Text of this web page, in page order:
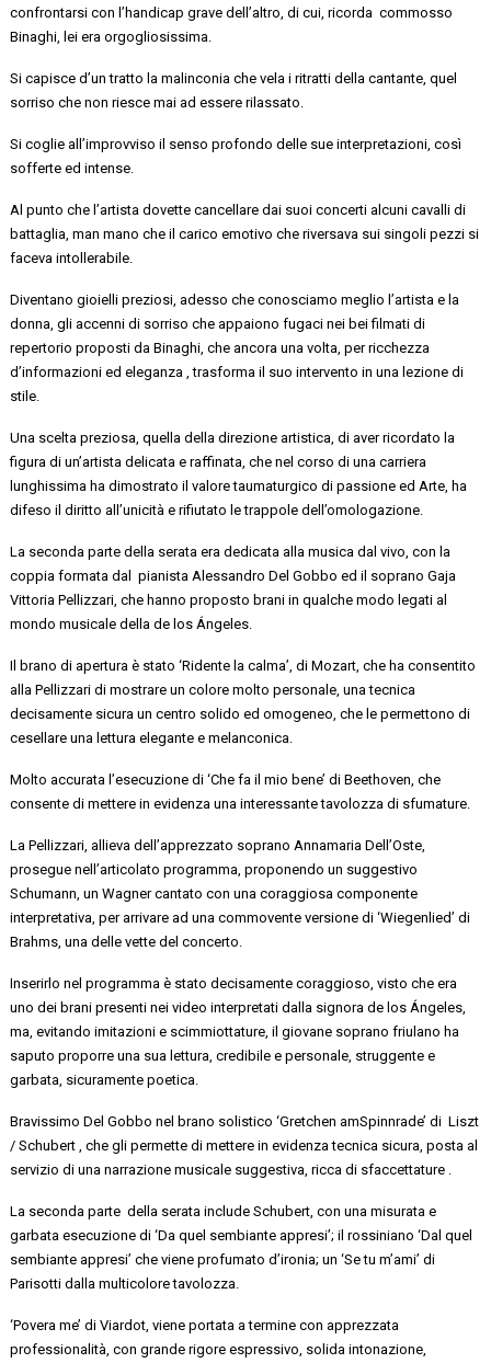
confrontarsi con l’handicap grave dell’altro, di cui,ricorda commosso
Binaghi, lei era orgogliosissima.
Si capisce d’un tratto la malinconia che vela i ritratti della cantante, quel
sorriso che non riesce mai ad essere rilassato.
Si coglie all’improvviso il senso profondo delle sue interpretazioni, così
sofferte ed intense.
Al punto che l’artista dovette cancellare dai suoi concerti alcuni cavalli di
battaglia, man mano cheil carico emotivo che riversava sui singoli pezzi si
faceva intollerabile.
Diventano gioielli preziosi, adesso che conosciamo meglio l’artista e la
donna, gli accenni di sorriso che appaiono fugaci nei bei filmati di
repertorio proposti da Binaghi,che ancora una volta, per ricchezza
d’informazioni edeleganza , trasforma il suo intervento in una lezione di
stile.
Una scelta preziosa, quella della direzione artistica, di aver ricordato la
figura diun’artista delicata e raffinata, che nel corso di una carriera
lunghissima hadimostrato ilvalore taumaturgicodi passione ed Arte , ha
difeso il diritto all’unicità e rifiutato le trappole dell’omologazione.
La seconda parte della serataera dedicata alla musica dal vivo, con la
coppiaformatadal pianista Alessandro Del Gobbo ed il sopranoGaja
Vittoria Pellizzari ,che hanno proposto brani in qualche modo legati al
mondo musicale della de los Ángeles.
Il brano diaperturaè stato ‘Ridente la calma’,diMozart , che ha consentito
allaPellizzari di mostrare un colore molto personale, una tecnica
decisamente sicura un centro solido ed omogeneo, che le permettono di
cesellare una lettura elegante e melanconica.
Molto accurata l’esecuzionedi ‘Che fa il mio bene’ di Beethoven,che
consente di mettere in evidenzauna interessante tavolozza di sfumature
La Pellizzari allieva del l’apprezzato soprano AnnamariaDell’Oste,
proseguenell’articolato programma ,proponendo un suggestivo
Schumann, un Wagnercantato con una coraggiosacomponente
interpretativa,per arrivaread una commovente versione di ‘Wiegenlied’ di
Brahms,una delle vette del concerto.
Inserirlo nel programma è stato decisamente coraggioso, visto che era
uno dei brani presenti nei video interpretati dalla signora de los Ángeles,
ma, evitando imitazioni e scimmiottature,il giovane soprano friulano ha
saputo proporre una sua lettura, credibile e personale, struggentee
garbata, sicuramente poetica.
BravissimoDel Gobbo nel brano solistico ‘GretchenamSpinnrade’di Liszt
/ Schubert , che gli permette di mettere in evidenzatecnica sicura , posta al
servizio di unanarrazione musicale suggestiva,ricca di sfaccettature .
La secondapartedella serata includeSchubert, con una misuratae
garbata esecuzione di‘Da quel sembiante appresi’;il rossiniano ‘Dal quel
sembiante appresi’ che viene profumatod’ironia; un ‘Se tu m’ami’ di
Parisotti dalla multicoloretavolozza
‘Povera me’ diViardot viene portata a termine con apprezzata
professionalità, con grande rigore espressivo, solida intonazione,